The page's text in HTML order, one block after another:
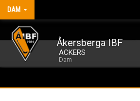
DAM
Åkersberga IBF
ACKERS
Dam